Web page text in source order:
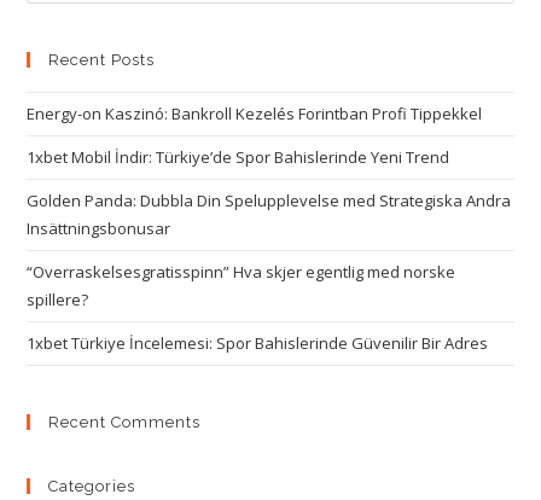
Recent Posts
Energy-on Kaszinó: Bankroll Kezelés Forintban Profi Tippekkel
1xbet Mobil İndir: Türkiye’de Spor Bahislerinde Yeni Trend
Golden Panda: Dubbla Din Spelupplevelse med Strategiska Andra
Insättningsbonusar
“Overraskelsesgratisspinn” Hva skjer egentlig med norske
spillere?
1xbet Türkiye İncelemesi: Spor Bahislerinde Güvenilir Bir Adres
Recent Comments
Categories